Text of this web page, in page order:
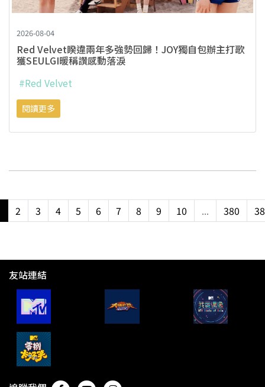
2026-08-04
Red Velvet睽違兩年多強勢回歸！JOY獨自包辦主打歌
獲SEULGI暖稱讚感動落淚
#Red Velvet
閱讀更多
2 3 4 5 6 7 8 9 10 ... 380
友站連結